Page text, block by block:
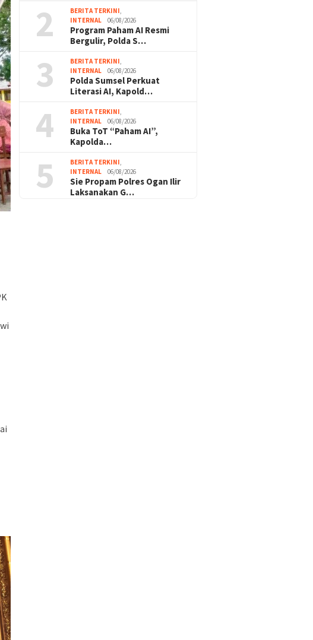
2 BERITA TERKINI
INTERNAL
06/08/2026
Program Paham AI Resmi
Bergulir, Polda S…
3 BERITA TERKINI
INTERNAL
06/08/2026
Polda Sumsel Perkuat
Literasi AI, Kapold…
4 BERITA TERKINI
INTERNAL
06/08/2026
Buka ToT “Paham AI”,
Kapolda…
5 BERITA TERKINI
INTERNAL
06/08/2026
Sie Propam Polres Ogan Ilir
Laksanakan G…